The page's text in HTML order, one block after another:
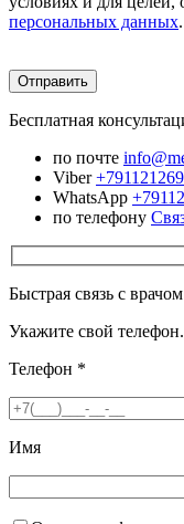
персональных данных.
Бесплатная
по почте
Viber
WhatsApp
по телефону
Быстрая связь с врачом
Укажите свой
Телефон *
Имя